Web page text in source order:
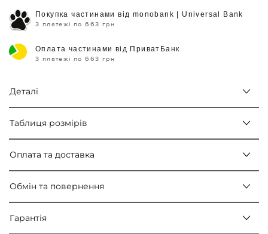
Покупка частинами від monobank | Universal Bank
3 платежі по 663 грн
Оплата частинами від ПриватБанк
3 платежі по 663 грн
Деталі
Таблиця розмірів
Оплата та доставка
Обмін та повернення
Гарантія